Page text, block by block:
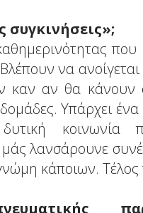
συγκινήσεις»;
να
καν αν θα
Υπάρχει
κοινωνία
λανσάρουνε
κάποιων. Τέλος